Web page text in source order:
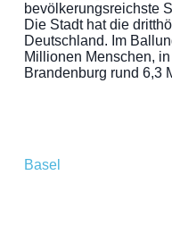
bevölkerungsreichste
Die Stadt hat die
Deutschland. Im
Millionen Menschen,
Brandenburg rund 6,3
Basel